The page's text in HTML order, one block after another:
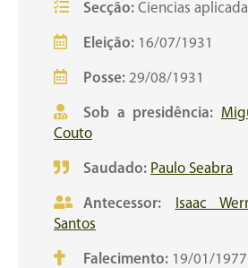
Secção: Ciencias
Eleição: 16/07/1931
Posse: 29/08/1931
Sob a presidência:
Couto
Saudado: Paulo Seabra
Antecessor:
Isaac
Santos
Falecimento: 19/01/1977